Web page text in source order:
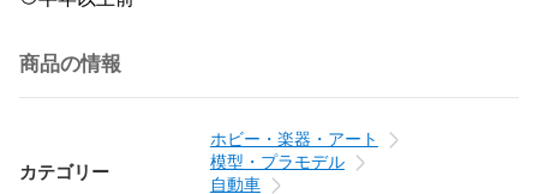
商品の情報
カテゴリー
ホビー・楽器・アート
模型・プラモデル
自動車